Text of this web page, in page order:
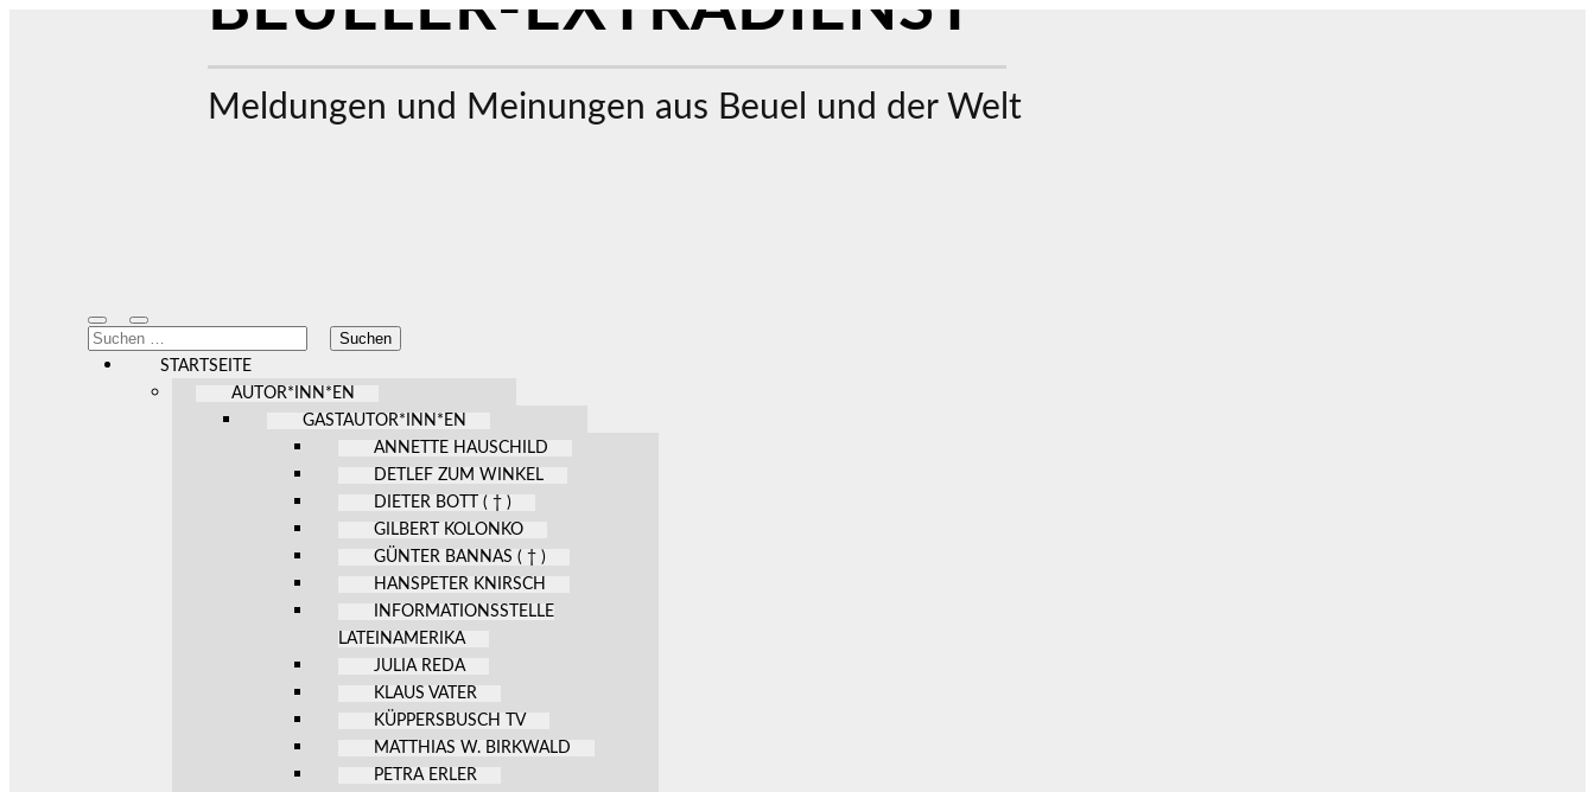
Meldungen und Meinungen aus Beuel und der Welt
Mobile-
Menü
ein-/ausblenden
Suchfeld
ein-/ausblenden
Suchen
nach:
STARTSEITE
AUTOR*INN*EN
GASTAUTOR*INN*EN
ANNETTE HAUSCHILD
DETLEF ZUM WINKEL
DIETER BOTT ( † )
GILBERT KOLONKO
GÜNTER BANNAS ( † )
HANSPETER KNIRSCH
INFORMATIONSSTELLE
LATEINAMERIKA
JULIA REDA
KLAUS VATER
KÜPPERSBUSCH TV
MATTHIAS W. BIRKWALD
PETRA ERLER